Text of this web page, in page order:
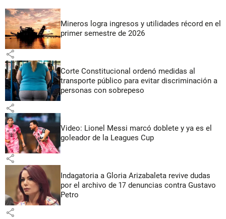
Mineros logra ingresos y utilidades récord en el
primer semestre de 2026
share
Corte Constitucional ordenó medidas al
transporte público para evitar discriminación a
personas con sobrepeso
share
Video: Lionel Messi marcó doblete y ya es el
goleador de la Leagues Cup
share
Indagatoria a Gloria Arizabaleta revive dudas
por el archivo de 17 denuncias contra Gustavo
Petro
share